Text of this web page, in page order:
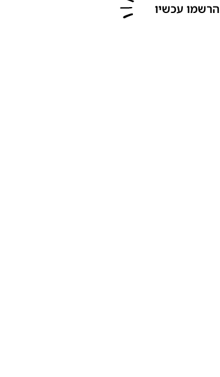
הרשמו עכשיו